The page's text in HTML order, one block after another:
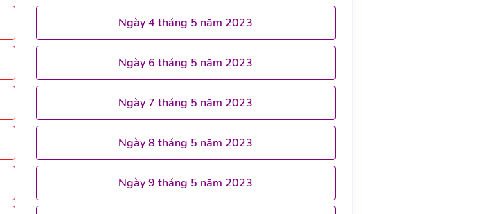
Ngày 4 tháng 5 năm 2023
Ngày 6 tháng 5 năm 2023
Ngày 7 tháng 5 năm 2023
Ngày 8 tháng 5 năm 2023
Ngày 9 tháng 5 năm 2023